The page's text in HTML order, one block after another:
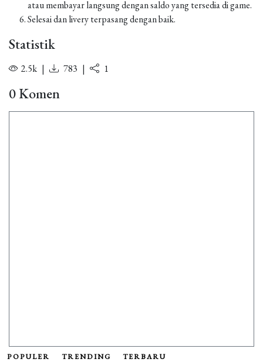
atau membayar langsung dengan saldo yang tersedia di game.
Selesai dan livery terpasang dengan baik.
Statistik
2.5k | 783 | 1
0 Komen
POPULER TRENDING TERBARU